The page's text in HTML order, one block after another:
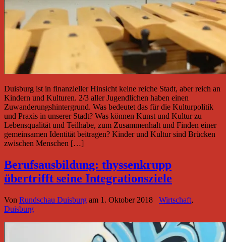
Duisburg ist in finanzieller Hinsicht keine reiche Stadt, aber reich an
Kindern und Kulturen. 2/3 aller Jugendlichen haben einen
Zuwanderungshintergrund. Was bedeutet das für die Kulturpolitik
und Praxis in unserer Stadt? Was können Kunst und Kultur zu
Lebensqualität und Teilhabe, zum Zusammenhalt und Finden einer
gemeinsamen Identität beitragen? Kinder und Kultur sind Brücken
zwischen Menschen […]
Berufsausbildung: thyssenkrupp
übertrifft seine Integrationsziele
Von Rundschau Duisburg am 1. Oktober 2018 Wirtschaft,
Duisburg